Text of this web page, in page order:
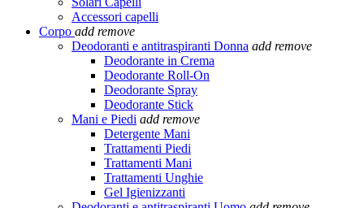
Accessori capelli
Corpo add remove
Deodoranti e antitraspiranti Donna add remove
Deodorante in Crema
Deodorante Roll-On
Deodorante Spray
Deodorante Stick
Mani e Piedi add remove
Detergente Mani
Trattamenti Piedi
Trattamenti Mani
Trattamenti Unghie
Gel Igienizzanti